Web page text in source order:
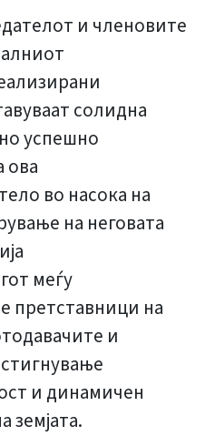
и членовите
солидна
успешно
ова
во насока на
на неговата
меѓу
претставници на
и
и динамичен
земјата.